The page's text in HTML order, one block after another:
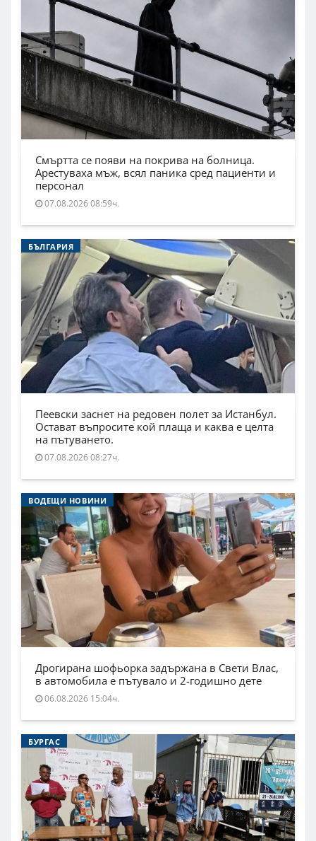
Смъртта се появи на покрива на болница.
Арестуваха мъж, всял паника сред пациенти и
персонал
07.08.2026 08:59ч.
БЪЛГАРИЯ
Пеевски заснет на редовен полет за Истанбул.
Остават въпросите кой плаща и каква е целта
на пътуването.
07.08.2026 08:27ч.
ВОДЕЩИ НОВИНИ
Дрогирана шофьорка задържана в Свети Влас,
в автомобила е пътувало и 2-годишно дете
06.08.2026 15:04ч.
БУРГАС